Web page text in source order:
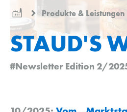
Produkte & Leistungen
STAUD'S
#Newsletter Edition 2/